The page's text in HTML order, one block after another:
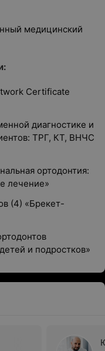
медицинский
Certificate
диагностике и
ТРГ, КТ, ВНЧС
ортодонтия:
лечение»
(4) «Брекет-
и подростков»